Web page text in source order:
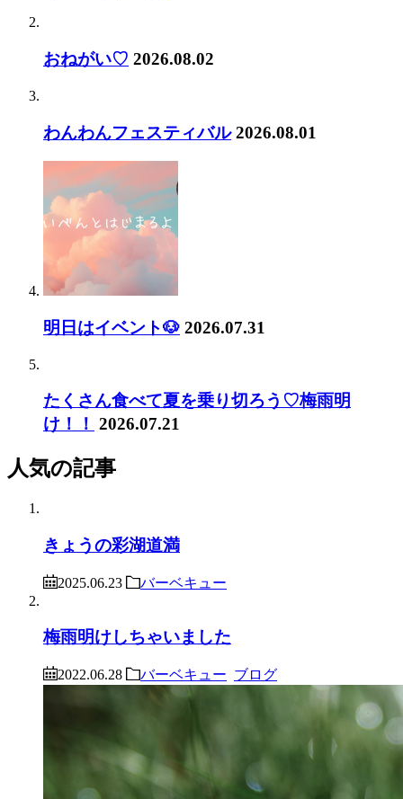
おねがい♡ 2026.08.02
わんわんフェスティバル 2026.08.01
明日はイベント🐶 2026.07.31
たくさん食べて夏を乗り切ろう♡梅雨明
け！！ 2026.07.21
人気の記事
きょうの彩湖道満
2025.06.23 バーベキュー
梅雨明けしちゃいました
2022.06.28 バーベキュー ブログ